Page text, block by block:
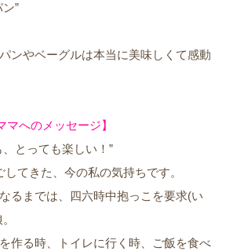
”
ンやベーグルは本当に美味しくて感動
マへのメッセージ】
とっても楽しい！”
てきた、今の私の気持ちです。
るまでは、四六時中抱っこを要求(い
作る時、トイレに行く時、ご飯を食べ